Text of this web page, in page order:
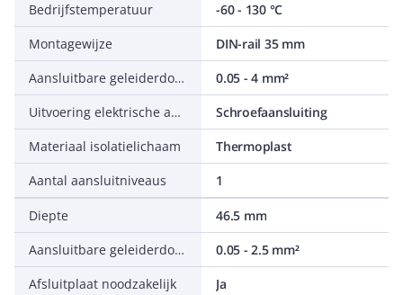
Bedrijfstemperatuur
-60 - 130 °C
Montagewijze
DIN-rail 35 mm
Aansluitbare geleiderdoorsnede fijndraads zonder adereindhuls
0.05 - 4 mm²
Uitvoering elektrische aansluiting 2
Schroefaansluiting
Materiaal isolatielichaam
Thermoplast
Aantal aansluitniveaus
1
Diepte
46.5 mm
Aansluitbare geleiderdoorsnede fijndraads met adereindhuls
0.05 - 2.5 mm²
Afsluitplaat noodzakelijk
Ja